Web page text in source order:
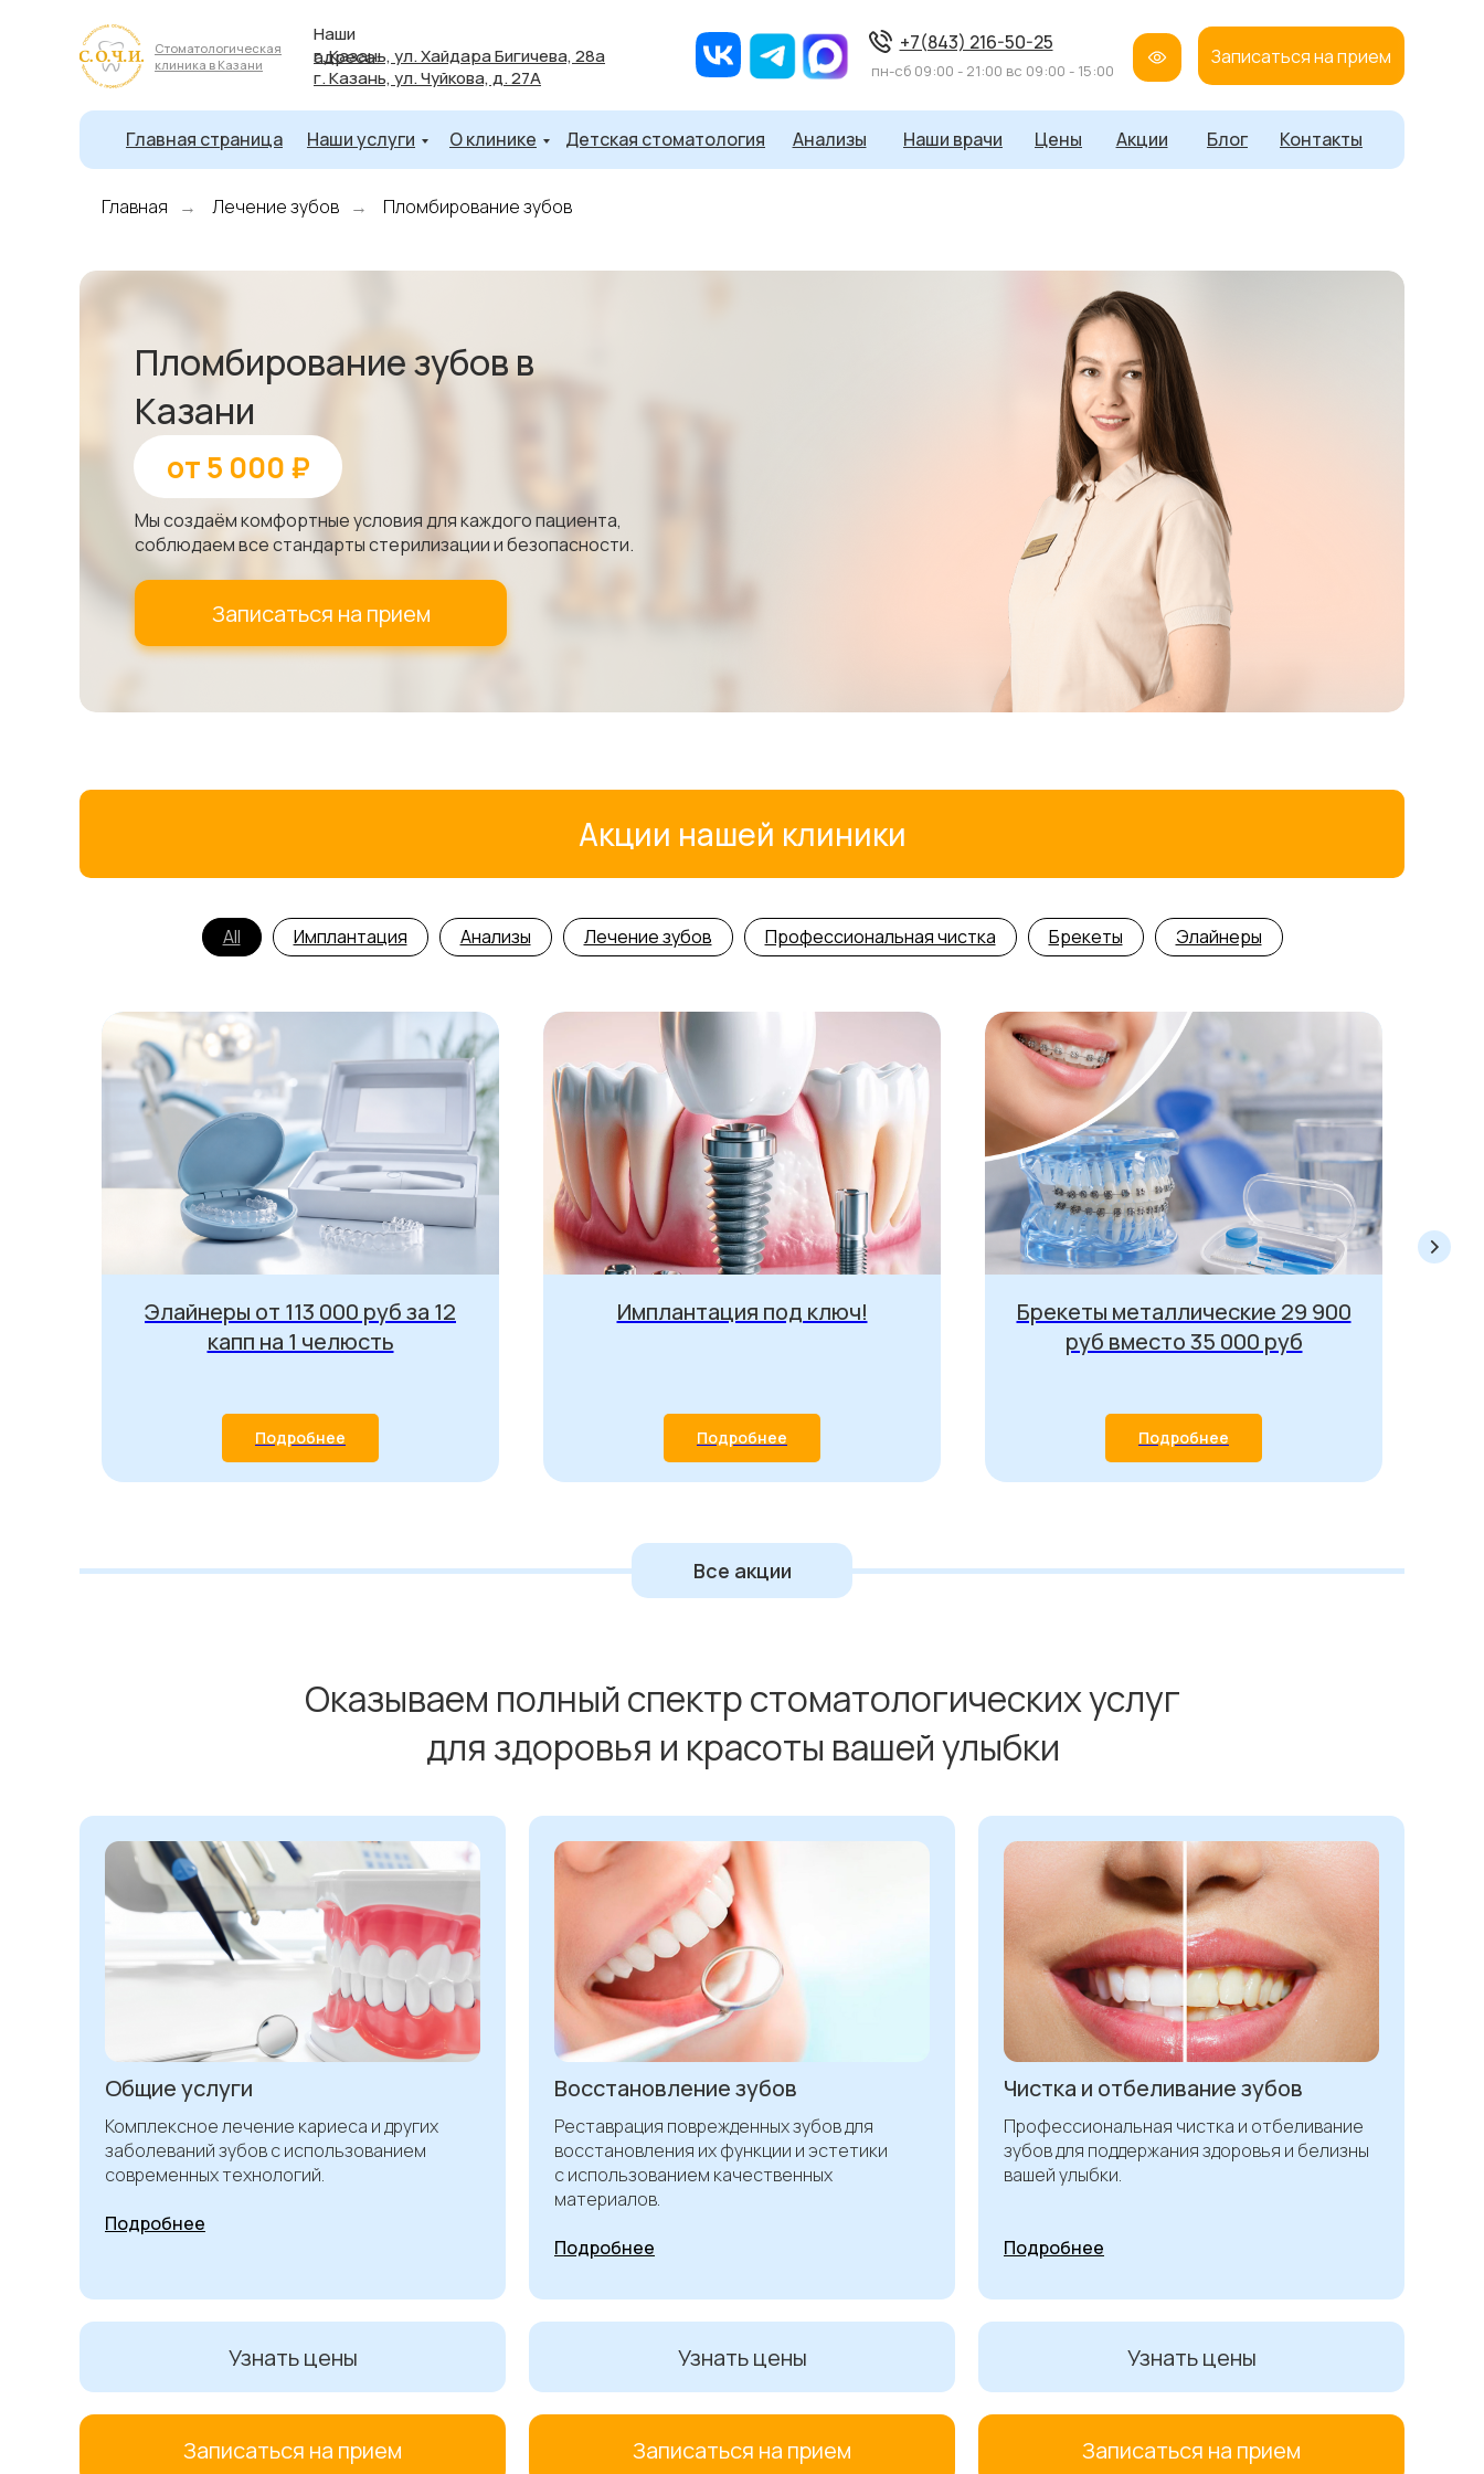
Главная страница О клинике Детская стоматология
Наши услуги Наши врачи
Анализы Акции
Цены Контакты
Блог
пн-cб 09:00 - 21:00 вс 09:00 - 15:00
Записаться на прием
+7(843) 216-50-25
г. Казань, ул. Хайдара Бигичева, 28а
Наши
адреса:
г. Казань, ул. Чуйкова, д. 27А
Стоматологическая
клиника в Казани
Главная → Лечение зубов → Пломбирование зубов
Пломбирование зубов в
Казани
Мы создаём комфортные условия для каждого пациента,
соблюдаем все стандарты стерилизации и безопасности.
Записаться на прием
от 5 000 ₽
Акции нашей клиники
All Имплантация Анализы Лечение зубов Профессиональная чистка Брекеты Элайнеры
Элайнеры от 113 000 руб за 12
капп на 1 челюсть
Подробнее
Имплантация под ключ!
Подробнее
Брекеты металлические 29 900
руб вместо 35 000 руб
Подробнее
Все акции
Оказываем полный спектр стоматологических услуг
для здоровья и красоты вашей улыбки
Узнать цены
Записаться на прием
Общие услуги
Комплексное лечение кариеса и других
заболеваний зубов с использованием
современных технологий.
Подробнее
Узнать цены
Записаться на прием
Реставрация поврежденных зубов для
восстановления их функции и эстетики
с использованием качественных
материалов.
Подробнее
Узнать цены
Восстановление зубов
Записаться на прием
Профессиональная чистка и отбеливание
зубов для поддержания здоровья и белизны
вашей улыбки.
Подробнее
Чистка и отбеливание зубов